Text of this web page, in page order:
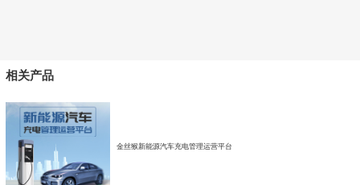
相关产品
金丝猴新能源汽车充电管理运营平台